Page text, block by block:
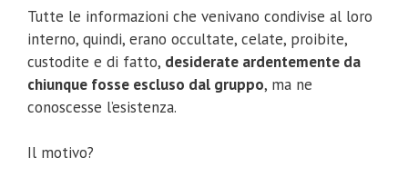
Tutte le informazioni che venivano condivise al loro
interno, quindi, erano occultate, celate, proibite,
custodite e di fatto, desiderate ardentemente da
chiunque fosse escluso dal gruppo, ma ne
conoscesse l’esistenza.
Il motivo?